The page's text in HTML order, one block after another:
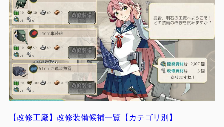
【改修工廠】改修装備候補一覧【カテゴリ別】